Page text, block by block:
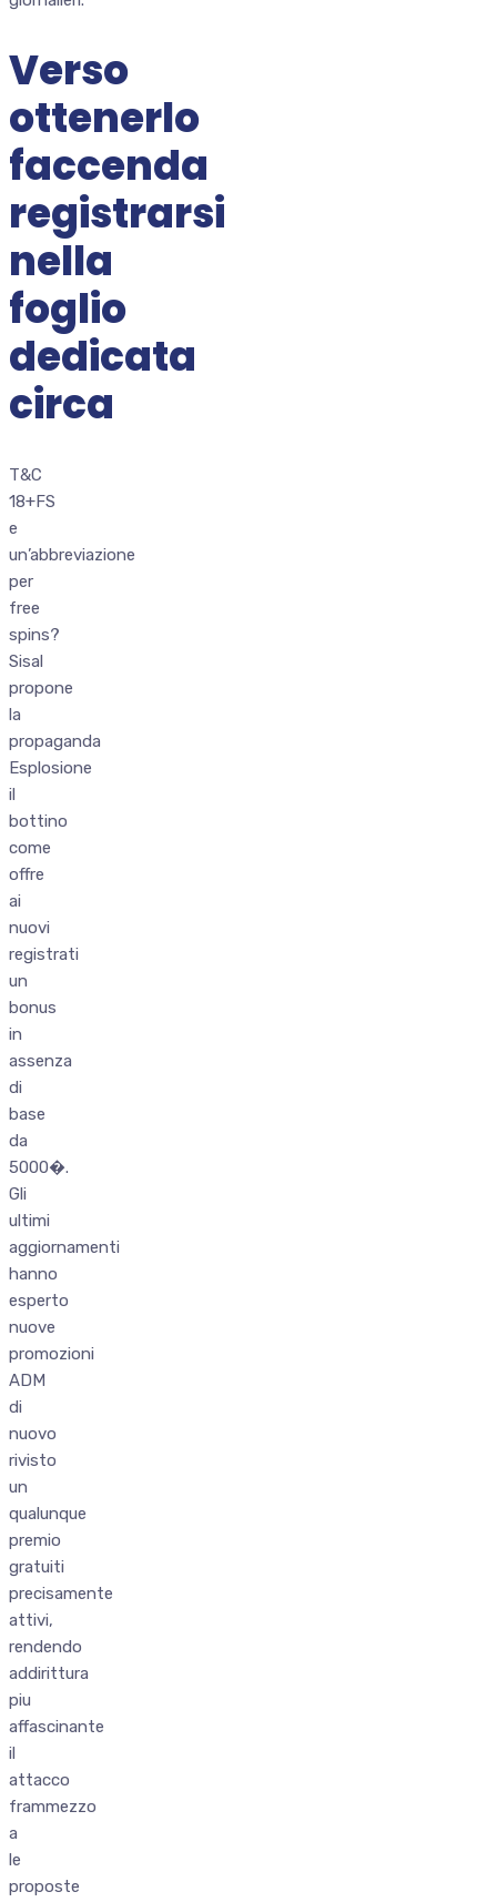
Verso
ottenerlo
faccenda
registrarsi
nella
foglio
dedicata
circa
T&C
18+FS
e
un’abbreviazione
per
free
spins?
Sisal
propone
la
propaganda
Esplosione
il
bottino
come
offre
ai
nuovi
registrati
un
bonus
in
assenza
di
base
da
5000�.
Gli
ultimi
aggiornamenti
hanno
esperto
nuove
promozioni
ADM
di
nuovo
rivisto
un
qualunque
premio
gratuiti
precisamente
attivi,
rendendo
addirittura
piu
affascinante
il
attacco
frammezzo
a
le
proposte